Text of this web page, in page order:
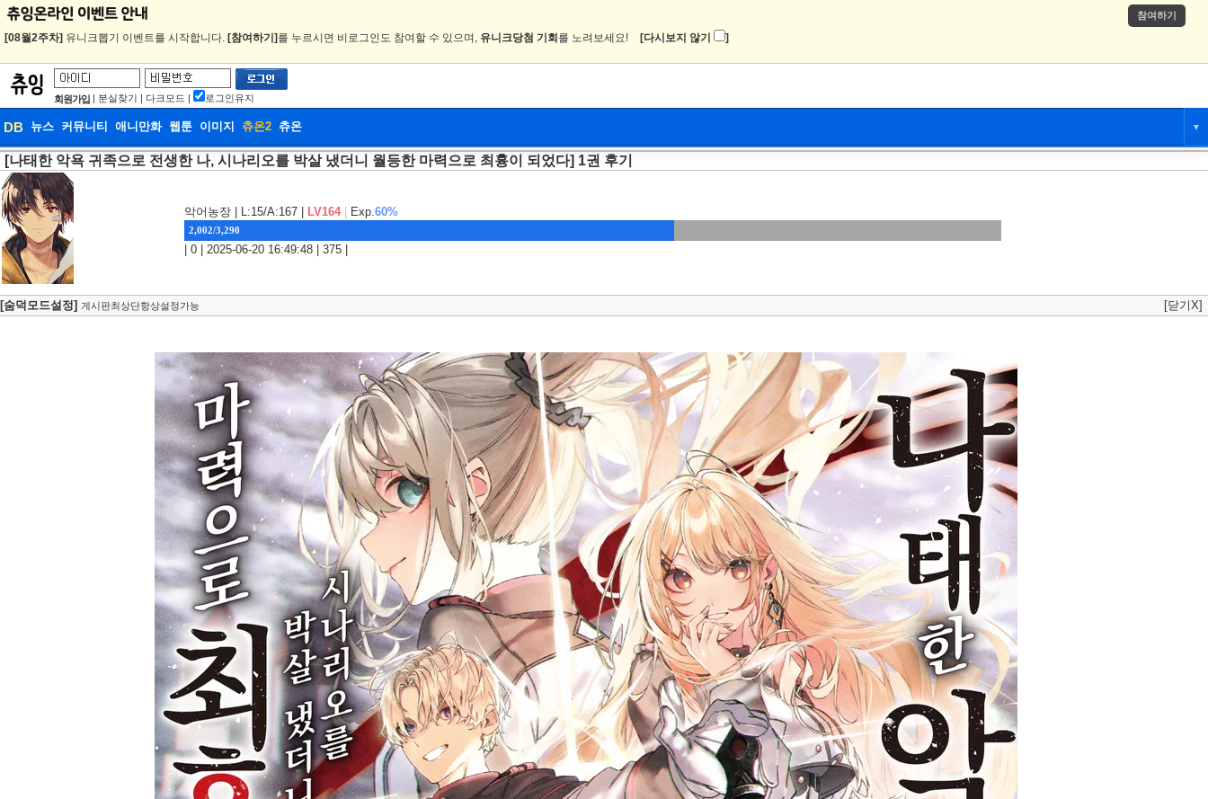
참여하기
[08월2주차] 유니크뽑기 이벤트를 시작합니다. [참여하기] 를 누르시면 비로그인도 참여할 수 있으며, 유니크당첨 기회 를 노려보세요! [다시보지 않기 ]
회원가입 | 분실찾기 | 다크모드 | 로그인유지
DB 뉴스 커뮤니티 애니만화 웹툰 이미지 츄온2 츄온 ▼
DB 뉴스
[나태한 악욕 귀족으로 전생한 나, 시나리오를 박살 냈더니 월등한 마력으로 최흉이 되었다] 1권 후기
악어농장 | L:15/A:167 | LV164 Exp.60%
2,002/3,290
| 0 | 2025-06-20 16:49:48 | 375 |
[숨덕모드설정] 게시판최상단항상설정가능 [닫기X]